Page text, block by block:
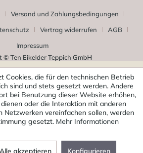
Versand und Zahlungsbedingungen
Vertrag widerrufen
AGB
Impressum
© Ten Eikelder Teppich GmbH
Cookies, die für den technischen Betrieb
sind und stets gesetzt werden. Andere
bei Benutzung dieser Website erhöhen,
oder die Interaktion mit anderen
Netzwerken vereinfachen sollen, werden
gesetzt. Mehr Informationen
Alle akzeptieren Konfigurieren